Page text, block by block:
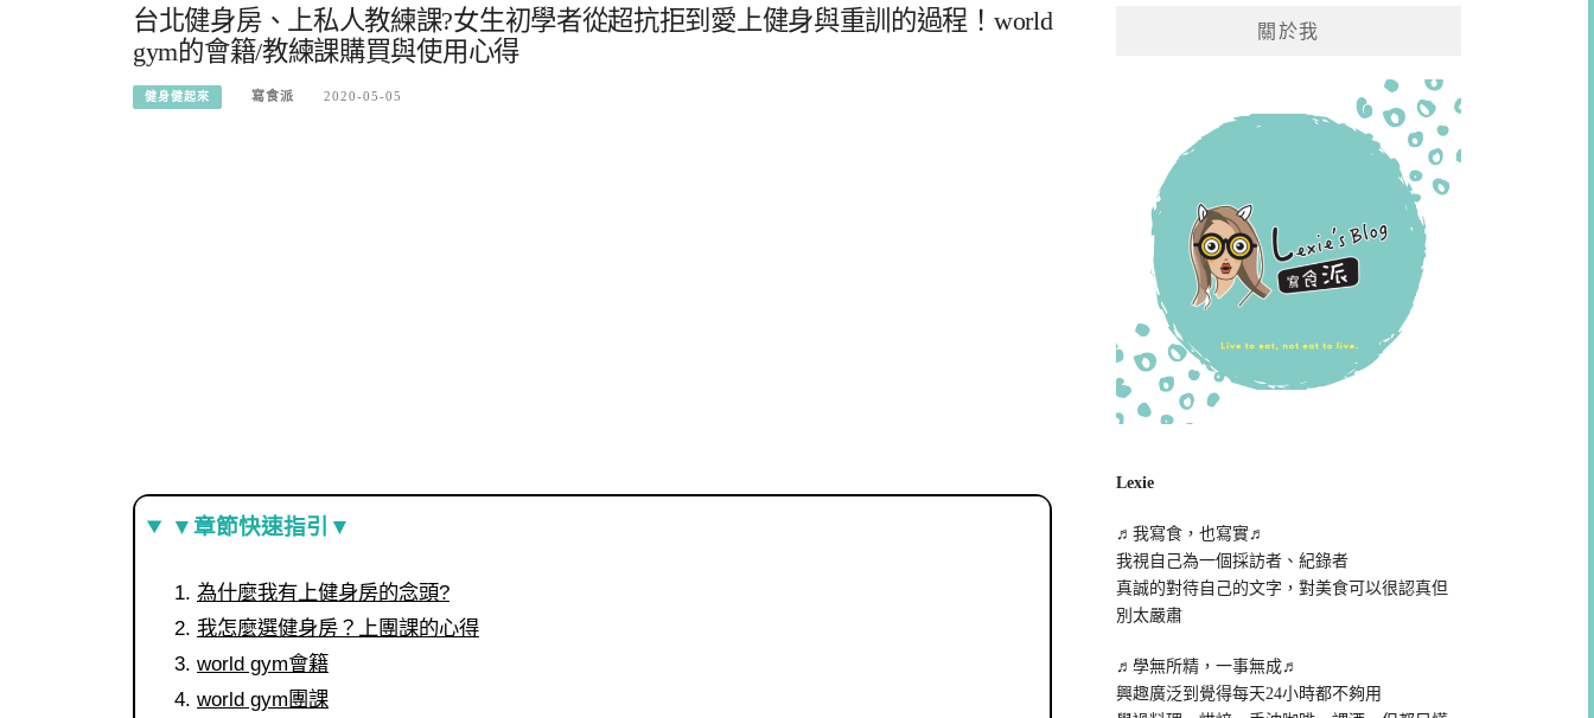
台北健身房、上私人教練課?女生初學者從超抗拒到愛上健身與重訓的過程！world
gym的會籍/教練課購買與使用心得
健身健起來 寫食派 2020-05-05
▼章節快速指引▼
為什麼我有上健身房的念頭?
我怎麼選健身房？上團課的心得
world gym會籍
world gym團課
關於我
Lexie
♬我寫食，也寫實♬
我視自己為一個採訪者、紀錄者
真誠的對待自己的文字，對美食可以很認真但
別太嚴肅
♬學無所精，一事無成♬
興趣廣泛到覺得每天24小時都不夠用